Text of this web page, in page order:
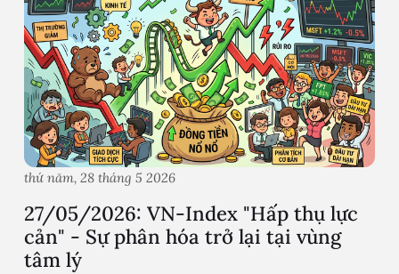
thứ năm, 28 tháng 5 2026
27/05/2026: VN-Index "Hấp thụ lực
cản" - Sự phân hóa trở lại tại vùng
tâm lý